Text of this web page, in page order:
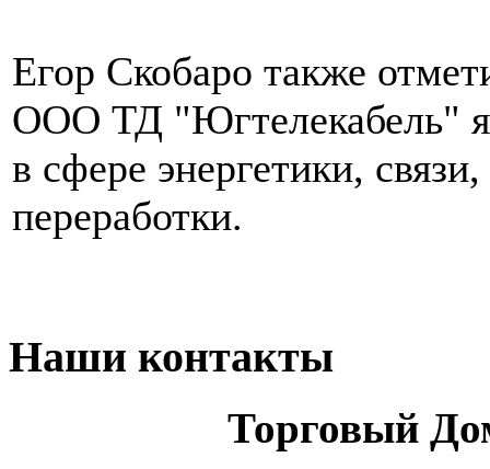
Егор Скобаро также
ООО ТД "Югтелекабель"
в сфере энергетики,
переработки.
Наши контакты
Торговый